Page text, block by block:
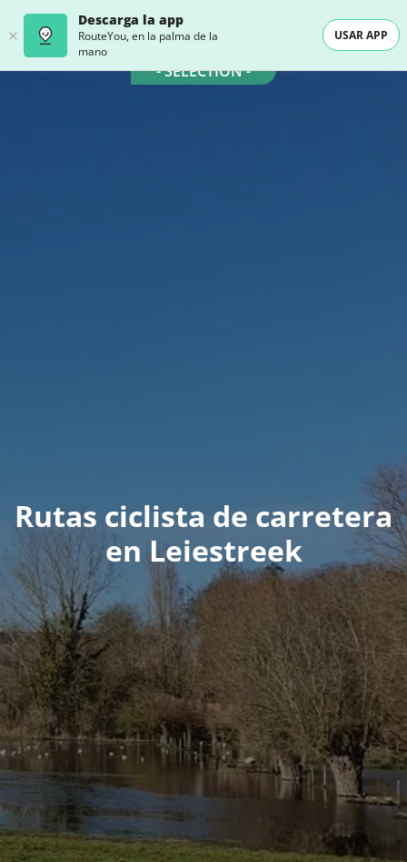
Descarga la app
RouteYou, en la palma de la
mano
USAR APP
- SELECTION -
Rutas ciclista de carretera
en Leiestreek